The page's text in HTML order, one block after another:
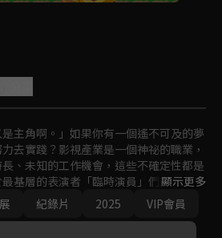
是主角啊。」如果你有一個遙不可及的夢
去實踐？影視產業是一個神祕的職業，
、未知的工作機會，這些不確定性都是
基層的表演者「臨時演員」們來說更是
守著這個職業。本片記錄當代三位不同
背景不同、年齡不同，但共同的在追逐
顯示更多
紀錄片 2025 VIP會員